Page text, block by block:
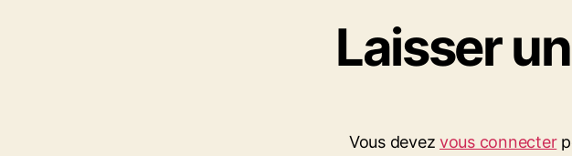
Laisser
Vous devezvous connecter